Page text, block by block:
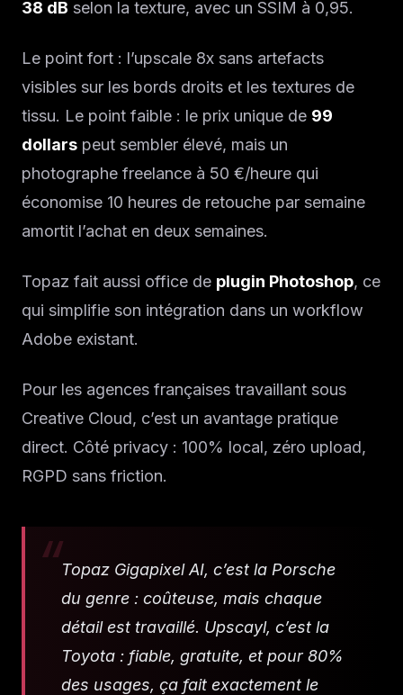
38 dB selon la texture, avec un SSIM à 0,95.
Le point fort : l’upscale 8x sans artefacts
visibles sur les bords droits et les textures de
tissu. Le point faible : le prix unique de 99
dollars peut sembler élevé, mais un
photographe freelance à 50 €/heure qui
économise 10 heures de retouche par semaine
amortit l’achat en deux semaines.
Topaz fait aussi office de plugin Photoshop, ce
qui simplifie son intégration dans un workflow
Adobe existant.
Pour les agences françaises travaillant sous
Creative Cloud, c’est un avantage pratique
direct. Côté privacy : 100% local, zéro upload,
RGPD sans friction.
Topaz Gigapixel AI, c’est la Porsche
du genre : coûteuse, mais chaque
détail est travaillé. Upscayl, c’est la
Toyota : fiable, gratuite, et pour 80%
des usages, ça fait exactement le